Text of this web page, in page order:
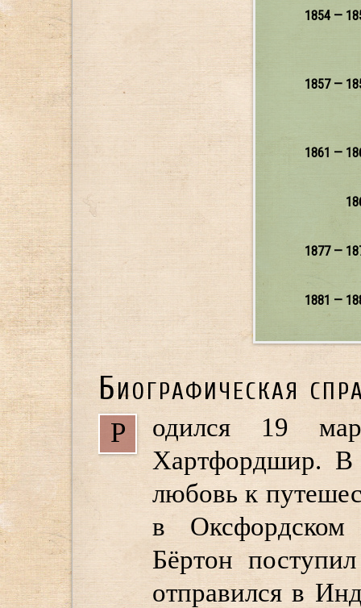
1854 —
1857 —
1861 —
1877 —
1881 —
Биографическая
Р
одился 19
Хартфордшир. В
любовь к
в Оксфордском
Бёртон
отправился в